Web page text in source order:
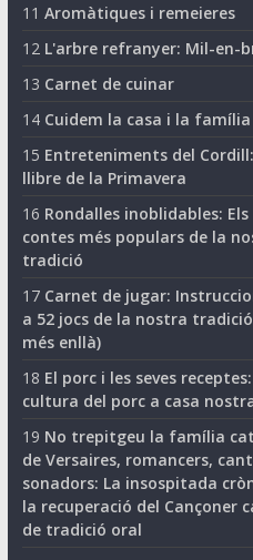
11 Aromàtiques i remeieres
12 L'arbre refranyer: Mil-en-
13 Carnet de cuinar
14 Cuidem la casa i la família
15 Entreteniments del
llibre de la Primavera
16 Rondalles inoblidables: Els
contes més populars de la
tradició
17 Carnet de jugar:
a 52 jocs de la nostra
més enllà)
18 El porc i les seves
cultura del porc a casa
19 No trepitgeu la família
de Versaires, romancers,
sonadors: La insospitada
la recuperació del Cançoner
de tradició oral